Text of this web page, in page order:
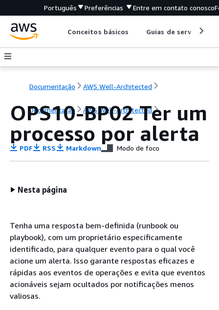
Português Preferências Entre em contato conosco
Conceitos básicos Guias de serviço
Documentação AWS Well-Architected
Documentação AWS Well-Architected
OPS10-BP02 Ter um
processo por alerta
PDF RSS Markdown Modo de foco
Nesta página
Tenha uma resposta bem-definida (runbook ou
playbook), com um proprietário especificamente
identificado, para qualquer evento para o qual você
acione um alerta. Isso garante respostas eficazes e
rápidas aos eventos de operações e evita que eventos
acionáveis sejam ocultados por notificações menos
valiosas.